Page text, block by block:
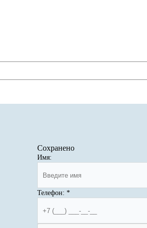
Сохранено
Имя:
Телефон: *